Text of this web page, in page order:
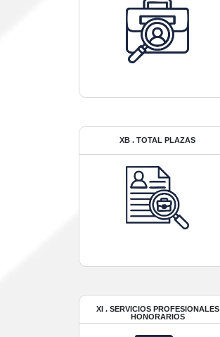
XB . TOTAL PLAZAS
XI . SERVICIOS PROFESIONALES
HONORARIOS